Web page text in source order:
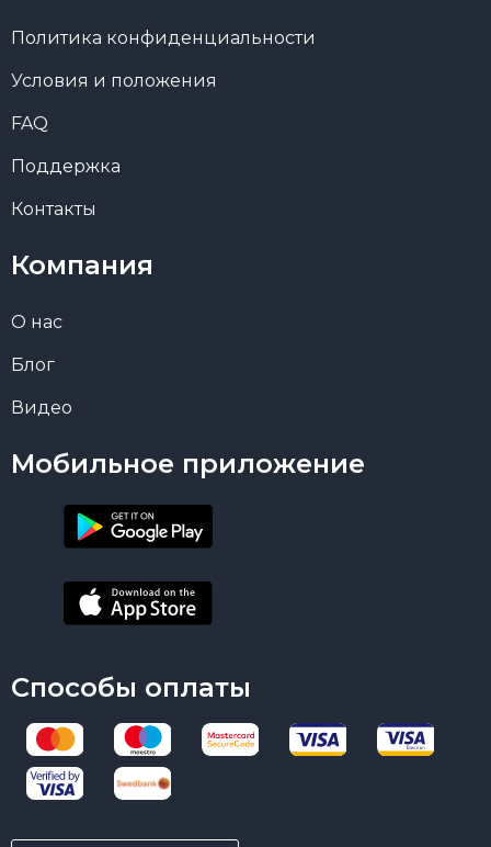
Политика конфиденциальности
Условия и положения
FAQ
Поддержка
Контакты
Компания
О нас
Блог
Видео
Мобильное приложение
Способы оплаты